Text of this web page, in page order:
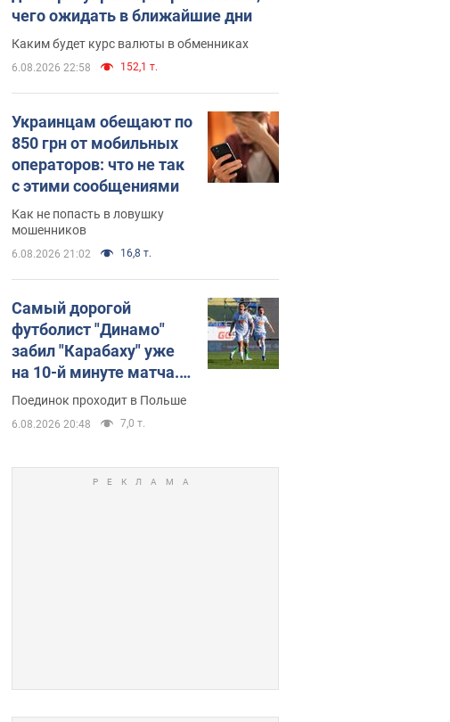
чего ожидать в ближайшие дни
Каким будет курс валюты в обменниках
6.08.2026 22:58 152,1 т.
Украинцам обещают по
850 грн от мобильных
операторов: что не так
с этими сообщениями
Как не попасть в ловушку
мошенников
6.08.2026 21:02 16,8 т.
Самый дорогой
футболист "Динамо"
забил "Карабаху" уже
на 10-й минуте матча.
Видео
Поединок проходит в Польше
6.08.2026 20:48 7,0 т.